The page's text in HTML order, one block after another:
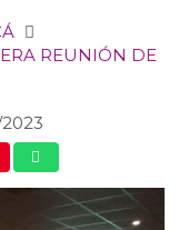
REUNIÓN DE